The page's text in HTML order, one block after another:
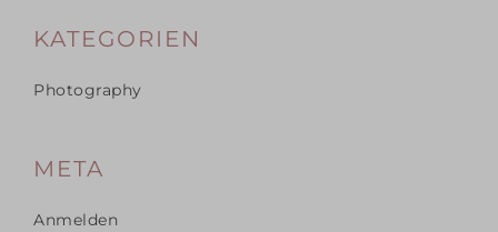
KATEGORIEN
Photography
META
Anmelden